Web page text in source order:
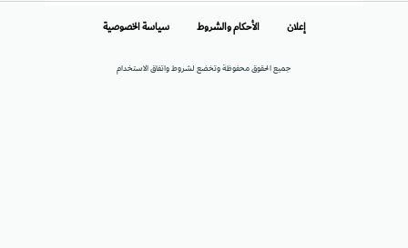
جميع الحقوق محفوظة وتخضع لشروط واتفاق الاستخدام
إعلان الأحكام والشروط سياسة الخصوصية